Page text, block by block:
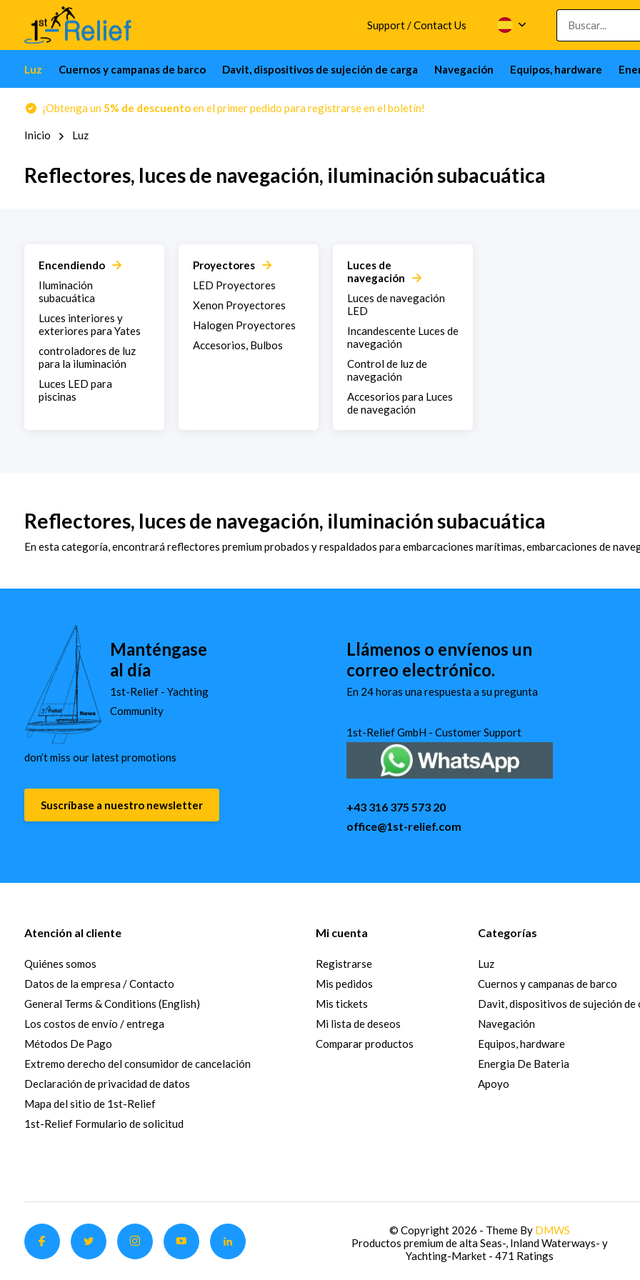
Support / Contact Us
Luz Cuernos y campanas de barco Davit, dispositivos de sujeción de carga Navegación Equipos, hardware
¡Obtenga un5% de descuentoen el primer pedido para registrarse en el boletín!
Inicio Luz
Reflectores, luces de navegación, iluminación subacuática
Encendiendo
Iluminación
subacuática
Luces interiores y
exteriores para Yates
controladores de luz
para la iluminación
Luces LED para
piscinas
Proyectores
LED Proyectores
Xenon Proyectores
Halogen Proyectores
Accesorios, Bulbos
Luces de
navegación
Luces de navegación
LED
Incandescente Luces de
navegación
Control de luz de
navegación
Accesorios para Luces
de navegación
Reflectores, luces de navegación, iluminación subacuática
En esta categoría, encontrará reflectores premium probados y respaldados para embarcaciones marítimas, embarcaciones de
Manténgase
al día
1st-Relief - Yachting
Community
don’t miss our latest promotions
Suscríbase a nuestro newsletter
Llámenos o envíenos un
correo electrónico.
En 24 horas una respuesta a su pregunta
1st-Relief GmbH - Customer Support
+43 316 375 573 20
office@1st-relief.com
Atención al cliente
Quiénes somos
Datos de la empresa / Contacto
General Terms & Conditions (English)
Los costos de envío / entrega
Métodos De Pago
Extremo derecho del consumidor de cancelación
Declaración de privacidad de datos
Mapa del sitio de 1st-Relief
1st-Relief Formulario de solicitud
Mi cuenta
Registrarse
Mis pedidos
Mis tickets
Mi lista de deseos
Comparar productos
Categorías
Luz
Cuernos y campanas de barco
Davit, dispositivos de sujeción de
Navegación
Equipos, hardware
Energia De Bateria
Apoyo
© Copyright 2026 - Theme By DMWS
Productos premium de alta Seas-, Inland Waterways- y
Yachting-Market - 471 Ratings